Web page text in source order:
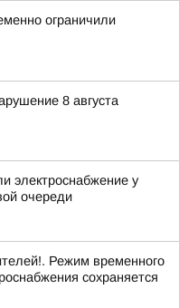
ограничили
8 августа
электроснабжение у
очереди
Режим временного
сохраняется